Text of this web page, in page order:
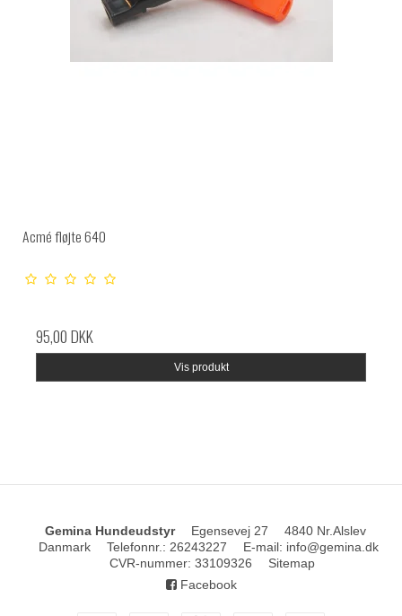
Acmé fløjte 640
95,00 DKK
Vis produkt
Gemina Hundeudstyr Egensevej 27
4840 Nr.Alslev
Danmark
Telefonnr. : 26243227 E-mail: info@gemina.dk
CVR-nummer: 33109326
Sitemap
Facebook